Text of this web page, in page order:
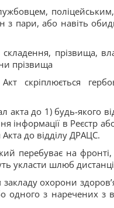
з пари, або навіть
прізвища,
прізвища
скріплюється
акта до 1) будь-якого
в Реєстр
до відділу ДРАЦС.
перебуває на
укласти шлюб
охорони
одного з наречених з